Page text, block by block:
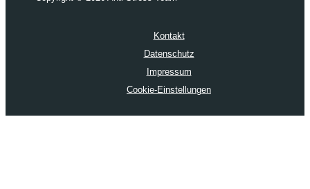
Kontakt
Datenschutz
Impressum
Cookie-Einstellungen